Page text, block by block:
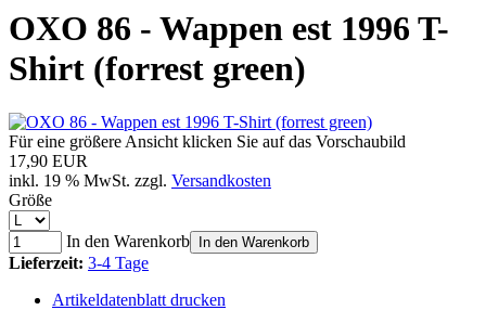
OXO 86 - Wappen est 1996 T-
Shirt (forrest green)
Für eine größere Ansicht klicken Sie auf das Vorschaubild
17,90 EUR
inkl. 19 % MwSt. zzgl. Versandkosten
Größe
In den Warenkorb In den Warenkorb
Lieferzeit: 3-4 Tage
Artikeldatenblatt drucken